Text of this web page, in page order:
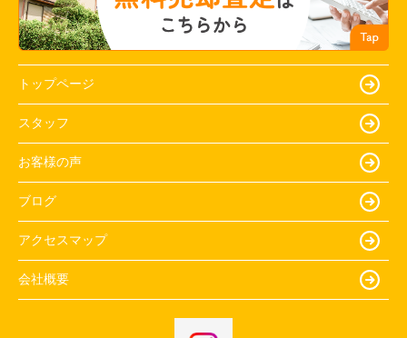
トップページ
スタッフ
お客様の声
ブログ
アクセスマップ
会社概要